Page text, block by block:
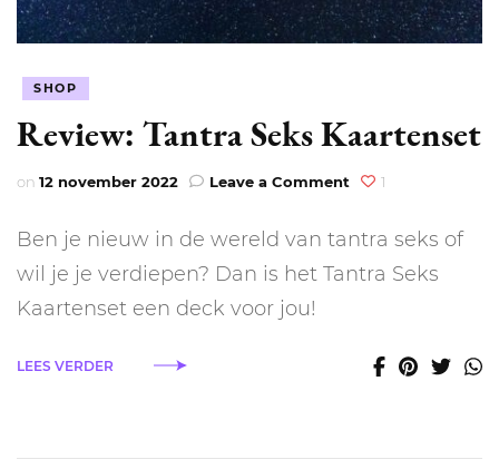
SHOP
Review: Tantra Seks Kaartenset
on 12 november 2022 Leave a Comment on
Seks
Kaartenset
1
Ben je nieuw in de wereld van tantra seks of
wil je je verdiepen? Dan is het Tantra Seks
Kaartenset een deck voor jou!
LEES VERDER